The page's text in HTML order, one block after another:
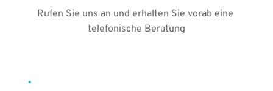
Rufen Sie uns an und erhalten Sie vorab eine
telefonische Beratung